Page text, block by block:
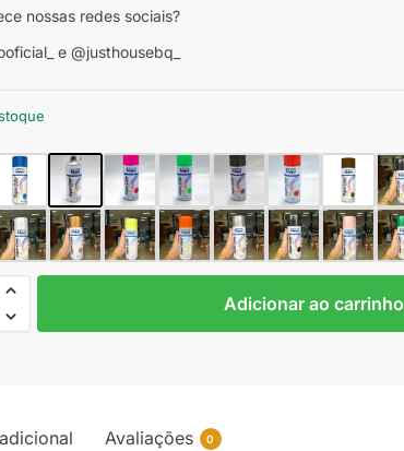
nossas redes sociais?
e @justhousebq_
Adicionar ao carrinho
Avaliações 0